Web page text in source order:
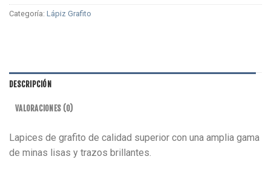
Categoría: Lápiz Grafito
DESCRIPCIÓN
VALORACIONES (0)
Lapices de grafito de calidad superior con una amplia gama
de minas lisas y trazos brillantes.